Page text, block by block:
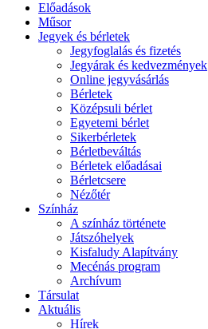
Előadások
Műsor
Jegyek és bérletek
Jegyfoglalás és fizetés
Jegyárak és kedvezmények
Online jegyvásárlás
Bérletek
Középsuli bérlet
Egyetemi bérlet
Sikerbérletek
Bérletbeváltás
Bérletek előadásai
Bérletcsere
Nézőtér
Színház
A színház története
Játszóhelyek
Kisfaludy Alapítvány
Mecénás program
Archívum
Társulat
Aktuális
Hírek